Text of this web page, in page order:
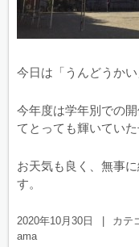
今日は「うんどうかい
今年度は学年別での
てとっても輝いていた
お天気も良く、無事
す。
2020年10月30日 カテ
ama